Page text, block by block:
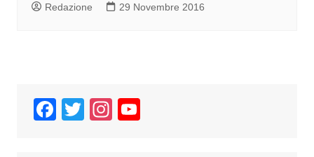
Redazione 29 Novembre 2016
F
T
In